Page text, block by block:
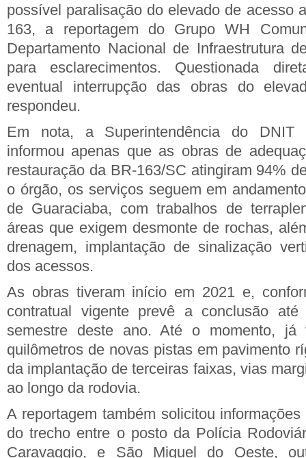
possível paralisação do elevado de acesso
163, a reportagem do Grupo WH
Departamento Nacional de Infraestrutura
para esclarecimentos. Questionada
eventual interrupção das obras do
respondeu.
Em nota, a Superintendência do DNIT
informou apenas que as obras de
restauração da BR-163/SC atingiram 94%
o órgão, os serviços seguem em
de Guaraciaba, com trabalhos de
áreas que exigem desmonte de rochas,
drenagem, implantação de sinalização
dos acessos.
As obras tiveram início em 2021 e,
contratual vigente prevê a conclusão
semestre deste ano. Até o momento, já
quilômetros de novas pistas em pavimento
da implantação de terceiras faixas, vias
ao longo da rodovia.
A reportagem também solicitou
do trecho entre o posto da Polícia
Caravaggio, e São Miguel do Oeste,